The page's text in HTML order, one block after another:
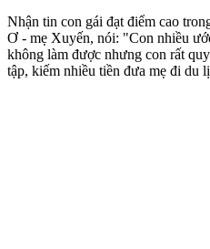
Nhận tin con gái đạt điểm cao
Ơ - mẹ Xuyến, nói: "Con nhiều
không làm được nhưng con rất
tập, kiếm nhiều tiền đưa mẹ đi du